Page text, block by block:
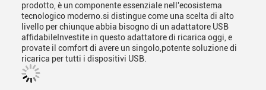
prodotto, è un componente essenziale nell'ecosistema
tecnologico moderno.si distingue come una scelta di alto
livello per chiunque abbia bisogno di un adattatore USB
affidabileInvestite in questo adattatore di ricarica oggi, e
provate il comfort di avere un singolo,potente soluzione di
ricarica per tutti i dispositivi USB.